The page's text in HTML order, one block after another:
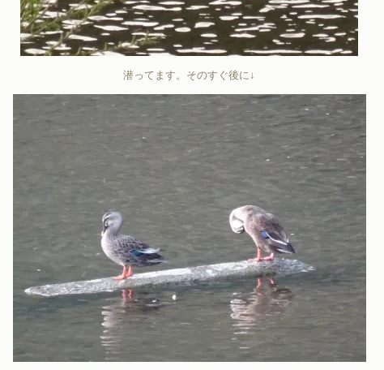
潜ってます。そのすぐ後に↓